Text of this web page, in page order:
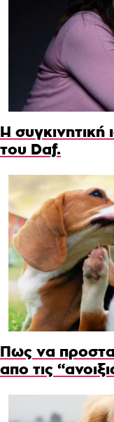
Η συγκινητική
του Daf.
Πως να
απο τις